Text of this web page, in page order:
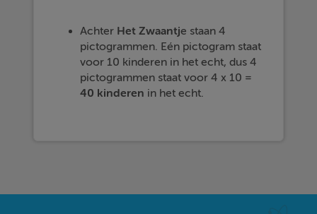
Achter Het Zwaantje staan 4
pictogrammen. Eén pictogram staat
voor 10 kinderen in het echt, dus 4
pictogrammen staat voor 4 x 10 =
40 kinderen in het echt.